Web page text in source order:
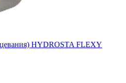
HYDROSTA FLEXY